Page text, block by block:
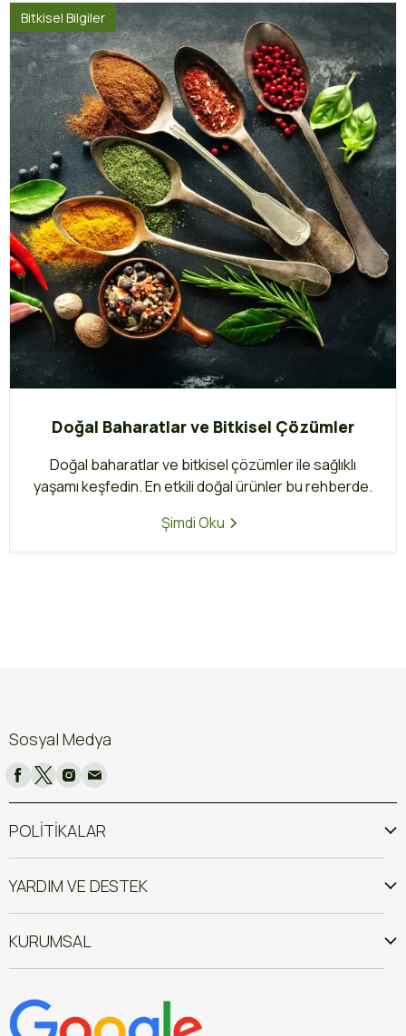
Doğal Baharatlar ve Bitkisel Çözümler
Doğal baharatlar ve bitkisel çözümler ile sağlıklı
yaşamı keşfedin. En etkili doğal ürünler bu rehberde.
Bitkisel Bilgiler
Şimdi Oku
Sosyal Medya
POLİTİKALAR
YARDIM VE DESTEK
KURUMSAL